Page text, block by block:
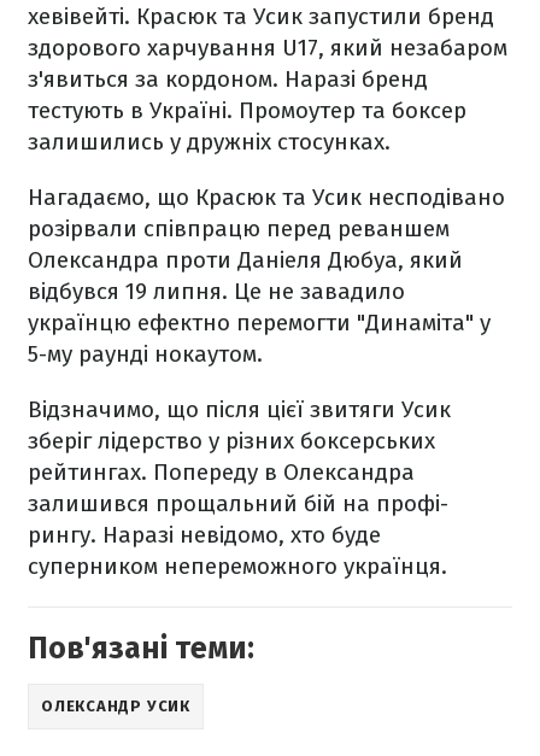
хевівейті. Красюк та Усик запустили бренд
здорового харчування U17, який незабаром
з'явиться за кордоном. Наразі бренд
тестують в Україні. Промоутер та боксер
залишились у дружніх стосунках.
Нагадаємо, що Красюк та Усик несподівано
розірвали співпрацю перед реваншем
Олександра проти Даніеля Дюбуа, який
відбувся 19 липня. Це не завадило
українцю ефектно перемогти "Динаміта" у
5-му раунді нокаутом.
Відзначимо, що після цієї звитяги Усик
зберіг лідерство у різних боксерських
рейтингах. Попереду в Олександра
залишився прощальний бій на профі-
рингу. Наразі невідомо, хто буде
суперником непереможного українця.
Пов'язані теми:
ОЛЕКСАНДР УСИК